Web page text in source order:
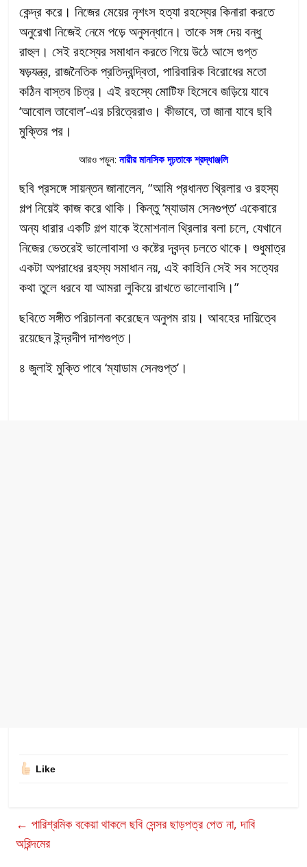
কেন্দ্র করে। নিজের মেয়ের নৃশংস হত্যা রহস্যের কিনারা করতে
অনুরেখা নিজেই নেমে পড়ে অনুসন্ধানে। তাকে সঙ্গ দেয় বন্ধু
রাহুল। সেই রহস্যের সমাধান করতে গিয়ে উঠে আসে গুপ্ত
ষড়যন্ত্র, রাজনৈতিক প্রতিদ্বন্দ্বিতা, পারিবারিক বিরোধের মতো
কঠিন বাস্তব চিত্র। এই রহস্যে মোটিফ হিসেবে জড়িয়ে যাবে
‘আবোল তাবোল’-এর চরিত্রেরাও। কীভাবে, তা জানা যাবে ছবি
মুক্তির পর।
আরও পড়ুন: নারীর মানসিক দৃঢ়তাকে শ্রদ্ধাঞ্জলি
ছবি প্রসঙ্গে সায়ন্তন জানালেন, “আমি প্রধানত থ্রিলার ও রহস্য
গল্প নিয়েই কাজ করে থাকি। কিন্তু ‘ম্যাডাম সেনগুপ্ত’ একেবারে
অন্য ধারার একটি গল্প যাকে ইমোশনাল থ্রিলার বলা চলে, যেখানে
নিজের ভেতরেই ভালোবাসা ও কষ্টের দ্বন্দ্ব চলতে থাকে। শুধুমাত্র
একটা অপরাধের রহস্য সমাধান নয়, এই কাহিনি সেই সব সত্যের
কথা তুলে ধরবে যা আমরা লুকিয়ে রাখতে ভালোবাসি।”
ছবিতে সঙ্গীত পরিচালনা করেছেন অনুপম রায়। আবহের দায়িত্বে
রয়েছেন ইন্দ্রদীপ দাশগুপ্ত।
৪ জুলাই মুক্তি পাবে ‘ম্যাডাম সেনগুপ্ত’।
Like
← পারিশ্রমিক বকেয়া থাকলে ছবি সেন্সর ছাড়পত্র পেত না, দাবি
অরিন্দমের